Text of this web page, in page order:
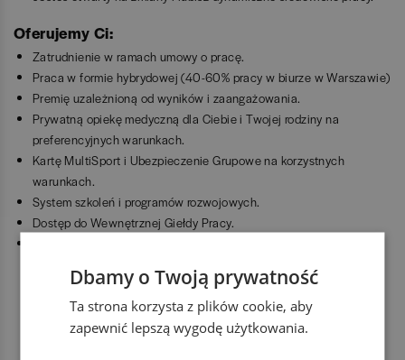
Oferujemy Ci:
Zatrudnienie w ramach umowy o pracę.
Praca w formie hybrydowej (40-60% pracy w biurze w Warszawie)
Premię uzależnioną od wyników i zaangażowania.
Prywatną opiekę medyczną dla Ciebie i Twojej rodziny na
preferencyjnych warunkach.
Kartę MultiSport i Ubezpieczenie Grupowe na korzystnych
warunkach.
System szkoleń i programów rozwojowych.
Dostęp do Wewnętrznej Giełdy Pracy.
Benefity
dofinansowanie zajęć sportowych
Dbamy o Twoją prywatność
Ta strona korzysta z plików cookie, aby
zapewnić lepszą wygodę użytkowania.